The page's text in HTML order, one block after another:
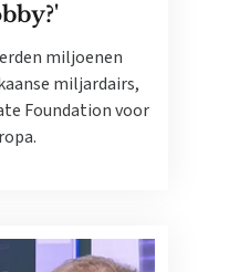
miljoenen
miljardairs,
Foundation voor